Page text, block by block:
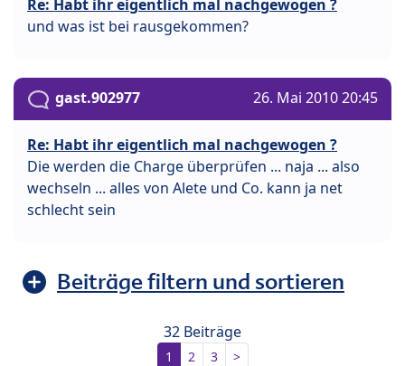
Re: Habt ihr eigentlich mal nachgewogen ?
und was ist bei rausgekommen?
gast.902977 26. Mai 2010 20:45
Re: Habt ihr eigentlich mal nachgewogen ?
Die werden die Charge überprüfen ... naja ... also
wechseln ... alles von Alete und Co. kann ja net
schlecht sein
Beiträge filtern und sortieren
32 Beiträge
1 2 3 >